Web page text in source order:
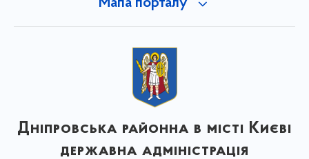
Мапа порталу
Дніпровська районна в місті Києві
державна адміністрація